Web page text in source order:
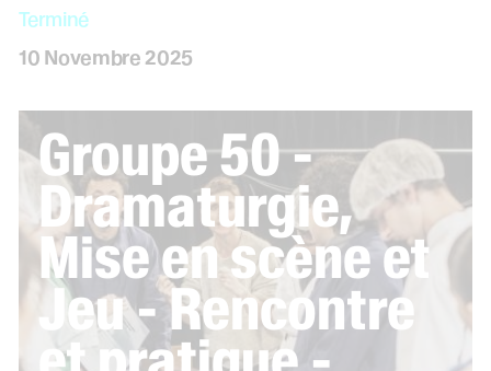
Terminé
10 novembre
Novembre 2025
Groupe 50 -
Dramaturgie,
Mise en scène et
Jeu - Rencontre